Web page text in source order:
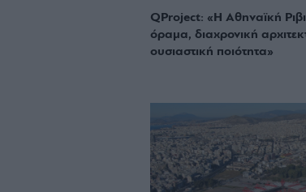
QProject: «Η Αθηναϊκή
όραμα, διαχρονική
ουσιαστική ποιότητα»